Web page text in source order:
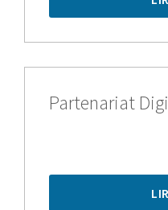
Partenariat